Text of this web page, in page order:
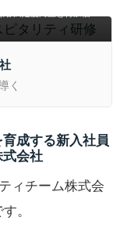
のサービス力を飛躍的
く
育成する新入社員
会社
ィチーム株式会
。